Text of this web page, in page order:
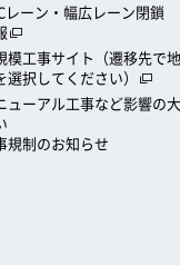
レーン・幅広レーン閉鎖
模工事サイト（遷移先で
選択してください）
ューアル工事など影響の
規制のお知らせ